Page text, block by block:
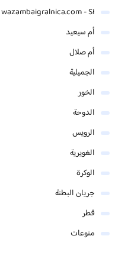
wazambaigralnica.com - SI
أم سيعيد
أم صلال
الجميلية
الخور
الدوحة
الرويس
الغويرية
الوكرة
جريان البطنة
قطر
منوعات